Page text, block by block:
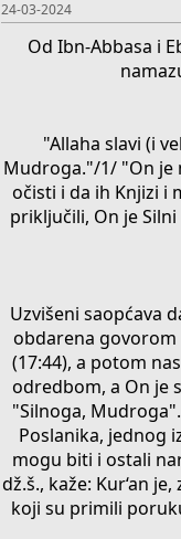
24-03-2024
Od Ibn-Abbasa i
"Allaha slavi (i
Mudroga."/1/ "On je
očisti i da ih Knjizi i
priključili, On je
Uzvišeni saopćava
obdarena
(17:44), a potom
odredbom, a On je
"Silnoga,
Poslanika, jednog
mogu biti i ostali
dž.š., kaže: Kur‘an
koji su primili